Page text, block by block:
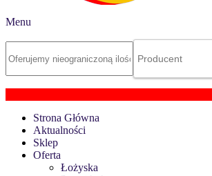
Menu
Strona Główna
Aktualności
Sklep
Oferta
Łożyska